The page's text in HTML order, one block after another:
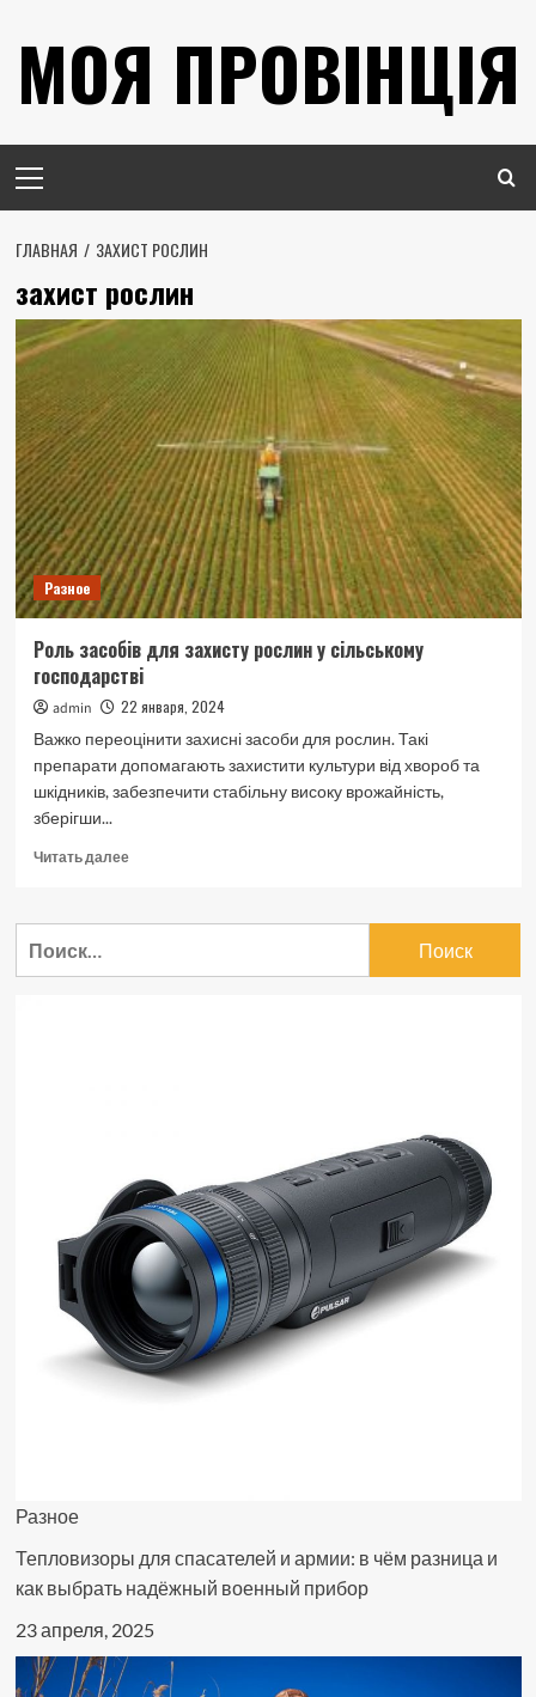
содержимому
МОЯ ПРОВІНЦІЯ
меню
ГЛАВНАЯ ЗАХИСТ РОСЛИН
захист рослин
Разное
Роль засобів для захисту рослин у сільському
господарстві
admin
22 января, 2024
Важко переоцінити захисні засоби для рослин. Такі
препарати допомагають захистити культури від хвороб та
шкідників, забезпечити стабільну високу врожайність,
зберігши...
Читать далееПрочитать
Роль
Разное
Тепловизоры для спасателей и армии: в чём разница и
как выбрать надёжный военный прибор
23 апреля, 2025